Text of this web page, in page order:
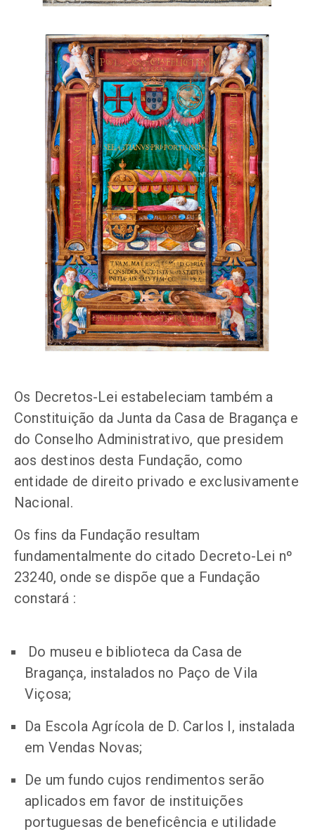
Os Decretos-Lei estabeleciam também a
Constituição da Junta da Casa de Bragança e
do Conselho Administrativo, que presidem
aos destinos desta Fundação, como
entidade de direito privado e exclusivamente
Nacional.
Os fins da Fundação resultam
fundamentalmente do citado Decreto-Lei nº
23240, onde se dispõe que a Fundação
constará :
Do museu e biblioteca da Casa de
Bragança, instalados no Paço de Vila
Viçosa;
Da Escola Agrícola de D. Carlos I, instalada
em Vendas Novas;
De um fundo cujos rendimentos serão
aplicados em favor de instituições
portuguesas de beneficência e utilidade